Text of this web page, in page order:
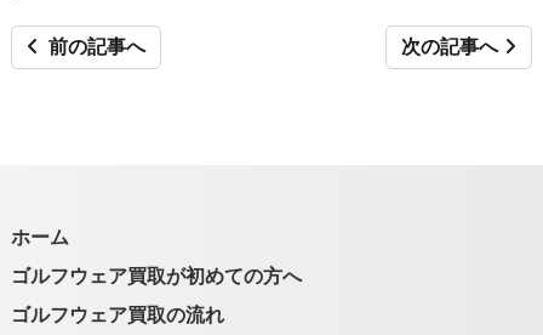
前の記事へ 次の記事へ
ホーム
ゴルフウェア買取が初めての方へ
ゴルフウェア買取の流れ